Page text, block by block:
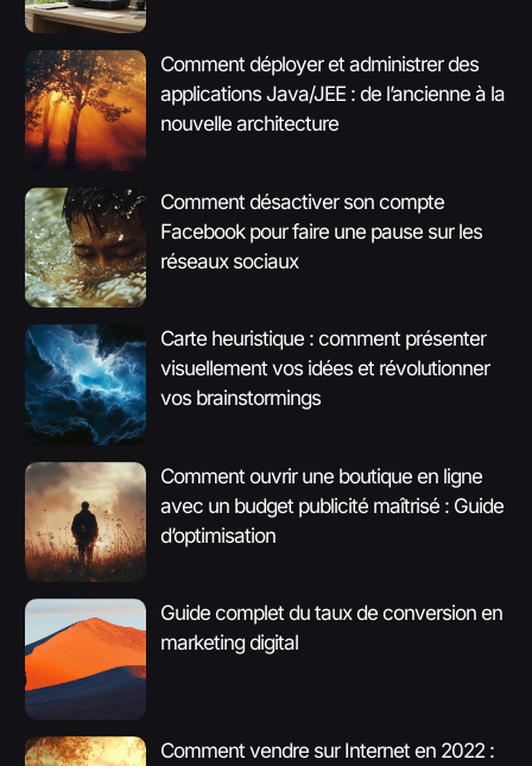
Comment déployer et administrer des
applications Java/JEE : de l’ancienne à la
nouvelle architecture
Comment désactiver son compte
Facebook pour faire une pause sur les
réseaux sociaux
Carte heuristique : comment présenter
visuellement vos idées et révolutionner
vos brainstormings
Comment ouvrir une boutique en ligne
avec un budget publicité maîtrisé : Guide
d’optimisation
Guide complet du taux de conversion en
marketing digital
Comment vendre sur Internet en 2022 :